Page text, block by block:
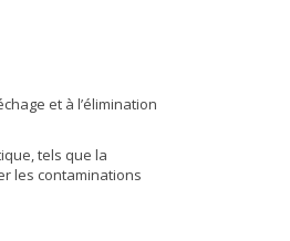
et à l’élimination
tels que la
les contaminations